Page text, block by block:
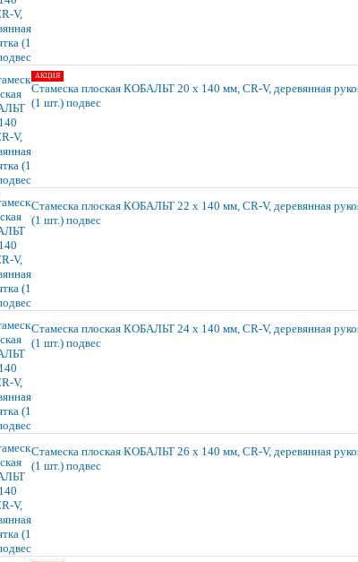
АКЦИЯ
Стамеска плоская КОБАЛЬТ 20 х 140 мм, CR-V, деревянная
(1 шт.) подвес
Стамеска плоская КОБАЛЬТ 22 х 140 мм, CR-V, деревянная
(1 шт.) подвес
Стамеска плоская КОБАЛЬТ 24 х 140 мм, CR-V, деревянная
(1 шт.) подвес
Стамеска плоская КОБАЛЬТ 26 х 140 мм, CR-V, деревянная
(1 шт.) подвес